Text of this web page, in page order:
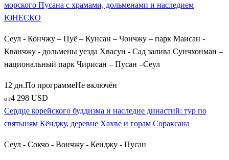
морского Пусана с храмами, дольменами и наследием
ЮНЕСКО
Сеул - Кончжу – Пуё – Кунсан – Чончжу – парк Маисан -
Кванчжу - дольмены уезда Хвасун - Сад залива Сунчхонман –
национальный парк Чирисан – Пусан –Сеул
12 дн.По программеНе включён
от4 298 USD
Сердце корейского буддизма и наследие династий: тур по
святыням Кёнджу, деревне Хахве и горам Сораксана
Сеул - Сокчо - Вончжу - Кенджу - Пусан